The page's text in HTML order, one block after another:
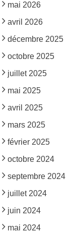
mai 2026
avril 2026
décembre 2025
octobre 2025
juillet 2025
mai 2025
avril 2025
mars 2025
février 2025
octobre 2024
septembre 2024
juillet 2024
juin 2024
mai 2024